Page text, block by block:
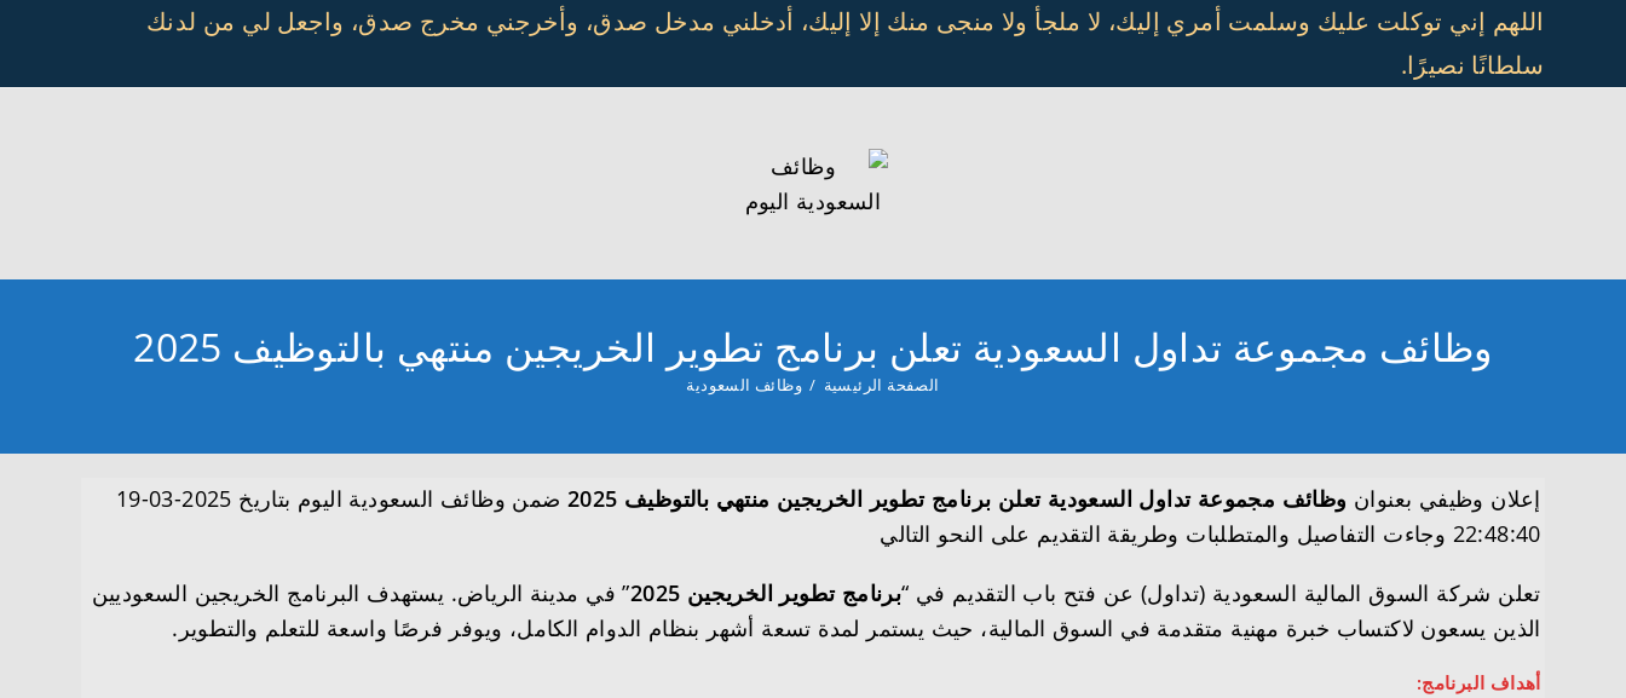
content
اللهم إني توكلت عليك وسلمت أمري إليك، لا ملجأ ولا منجى منك إلا إليك، أدخلني مدخل صدق، وأخرجني مخرج صدق، واجعل لي من لدنك
سلطانًا نصيرًا.
وظائف مجموعة تداول السعودية تعلن برنامج تطوير الخريجين منتهي بالتوظيف 2025
الصفحة الرئيسية / وظائف السعودية
إعلان وظيفي بعنوان وظائف مجموعة تداول السعودية تعلن برنامج تطوير الخريجين منتهي بالتوظيف 2025
ضمن وظائف السعودية اليوم بتاريخ 2025-03-19
22:48:40 وجاءت التفاصيل والمتطلبات وطريقة التقديم على النحو التالي
تعلن شركة السوق المالية السعودية (تداول) عن فتح باب التقديم في “برنامج تطوير الخريجين 2025
” في مدينة الرياض. يستهدف البرنامج الخريجين السعوديين
الذين يسعون لاكتساب خبرة مهنية متقدمة في السوق المالية، حيث يستمر لمدة تسعة أشهر بنظام الدوام الكامل، ويوفر فرصًا واسعة للتعلم والتطوير.
أهداف البرنامج: